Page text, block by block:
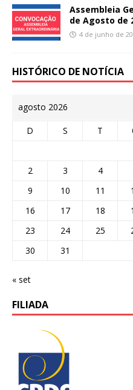
Assembleia
de Agosto de
4 de junho de
HISTÓRICO DE NOTÍCIA
agosto 2026
D S T
2
3 4
9
10 11
16
17 18
23
24 25
30
31
« set
FILIADA